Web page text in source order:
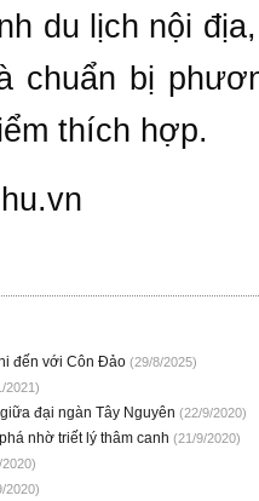
du lịch nội
chuẩn bị
thích hợp.
đến với Côn Đảo (29/8/2025)
2021)
đại ngàn Tây Nguyên (22/9/2020)
nhờ triết lý thâm canh (21/9/2020)
2020)